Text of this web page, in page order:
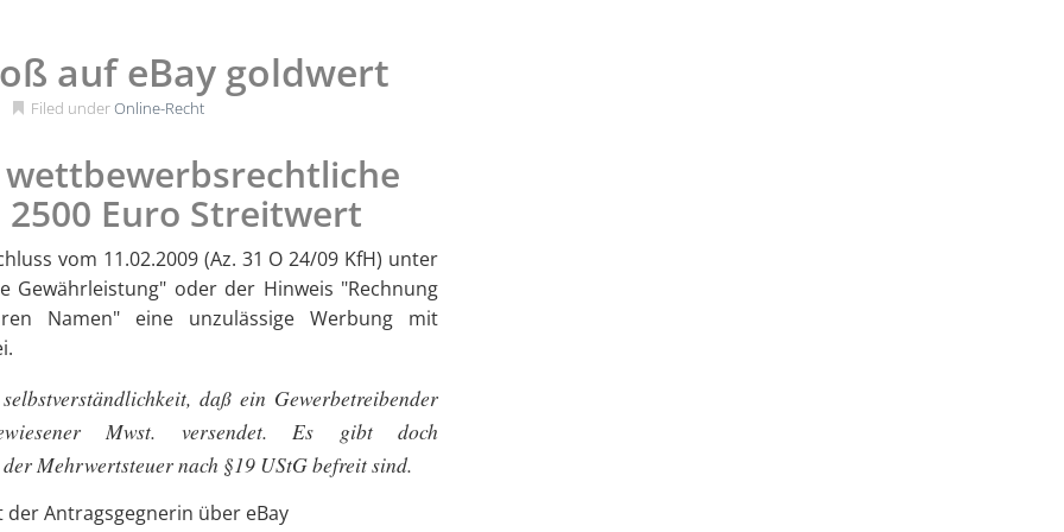
auf eBay goldwert
Filed underOnline-Recht
Euro Streitwert
vom 11.02.2009 (Az. 31 O 24/09 KfH) unter
Gewährleistung" oder der Hinweis "Rechnung
Namen" eine unzulässige Werbung mit
daß ein Gewerbetreibender
Mwst. versendet. Es gibt doch
Mehrwertsteuer nach §19 UStG befreit sind.
Antragsgegnerin über eBay